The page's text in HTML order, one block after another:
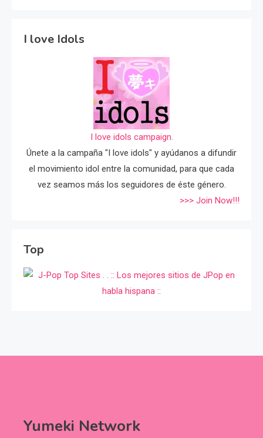
I love Idols
I love idols campaign.
Únete a la campaña "I love idols" y ayúdanos a difundir
el movimiento idol entre la comunidad, para que cada
vez seamos más los seguidores de éste género.
>>> Join Now!!!
Top
Yumeki Network